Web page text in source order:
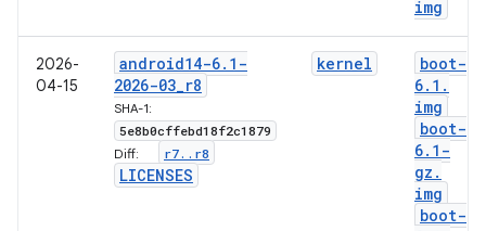
img
2026-
04-15
android14-6. 1-
2026-03_r8
SHA-1:
5e8b0cffebd18f2c1879
Diff: r7. . r8
LICENSES
kernel
boot-
6. 1 .
img
boot-
6. 1-
gz .
img
boot-